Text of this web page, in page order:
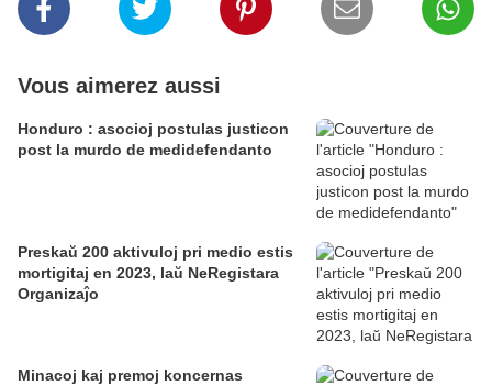
Vous aimerez aussi
Honduro : asocioj postulas justicon
post la murdo de medidefendanto
Preskaŭ 200 aktivuloj pri medio estis
mortigitaj en 2023, laŭ NeRegistara
Organizaĵo
Minacoj kaj premoj koncernas